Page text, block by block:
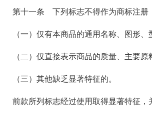
第十一条 下列标志不得作为商标注册
（一）仅有本商品的通用名称、图形、
（二）仅直接表示商品的质量、主要原
（三）其他缺乏显著特征的。
前款所列标志经过使用取得显著特征，